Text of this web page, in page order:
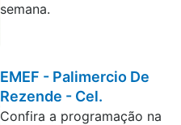
semana.
EMEF - Palimercio De
Rezende - Cel.
Confira a programação na